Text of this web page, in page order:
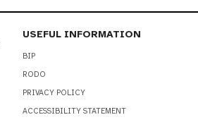
USEFUL INFORMATION
BIP
RODO
PRIVACY POLICY
ACCESSIBILITY STATEMENT